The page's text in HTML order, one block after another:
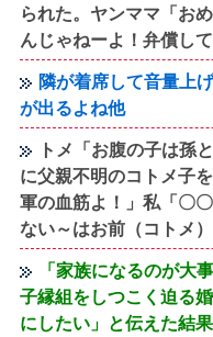
られた。ヤンママ「お
んじゃねーよ！弁償し
隣が着席して音量上
が出るよね他
トメ「お腹の子は孫
に父親不明のコトメ子
軍の血筋よ！」私「〇
ない～はお前（コトメ
「家族になるのが大
子縁組をしつこく迫る
にしたい」と伝えた結